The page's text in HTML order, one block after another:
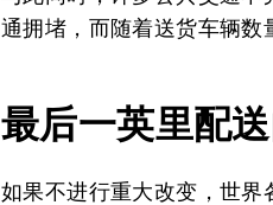
通拥堵，而随着送货车辆数
最后一英里配
如果不进行重大改变，世界